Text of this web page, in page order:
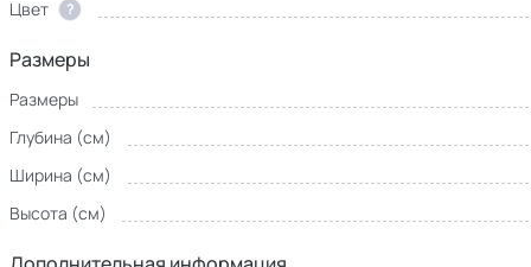
Цвет ?
Размеры
Размеры
Глубина (см)
Ширина (см)
Высота (см)